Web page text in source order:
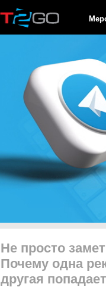
Не просто
Почему одна
другая